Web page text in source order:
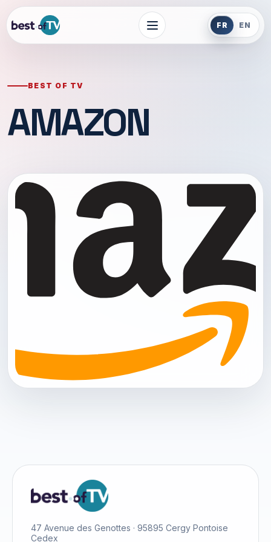
FR EN
BEST OF TV
AMAZON
47 Avenue des Genottes · 95895 Cergy Pontoise
Cedex